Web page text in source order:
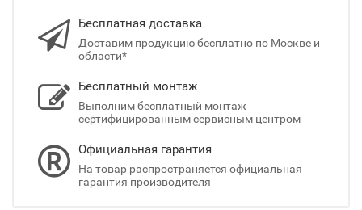
Бесплатная доставка
Доставим продукцию бесплатно по Москве и
области*
Бесплатный монтаж
Выполним бесплатный монтаж
сертифицированным сервисным центром
Официальная гарантия
На товар распространяется официальная
гарантия производителя